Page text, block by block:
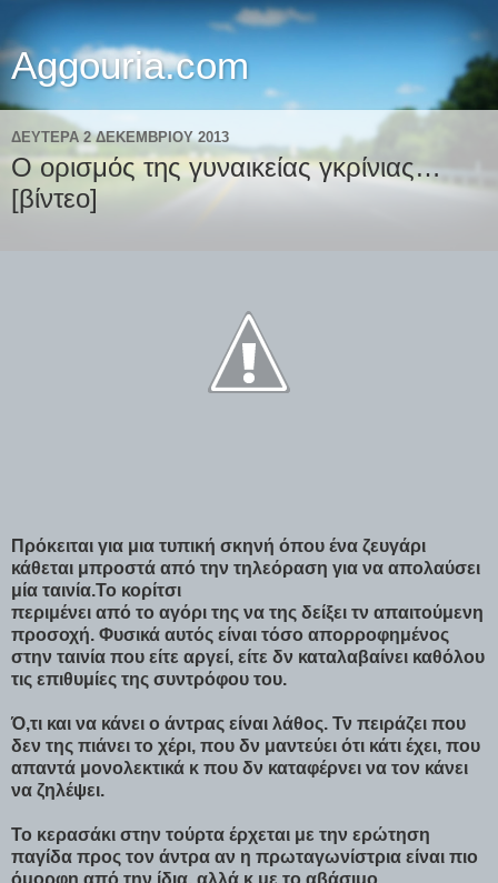
Aggouria.com
ΔΕΥΤΈΡΑ 2 ΔΕΚΕΜΒΡΊΟΥ 2013
O ορισμός της γυναικείας γκρίνιας…
[βίντεο]
Πρόκειται για μια τυπική σκηνή όπου ένα ζευγάρι
κάθεται μπροστά από την τηλεόραση για να απολαύσει
μία ταινία.Το κορίτσι
περιμένει από το αγόρι της να της δείξει τν απαιτούμενη
προσοχή. Φυσικά αυτός είναι τόσο απορροφημένος
στην ταινία που είτε αργεί, είτε δν καταλαβαίνει καθόλου
τις επιθυμίες της συντρόφου του.
Ό,τι και να κάνει ο άντρας είναι λάθος. Τν πειράζει που
δεν της πιάνει το χέρι, που δν μαντεύει ότι κάτι έχει, που
απαντά μονολεκτικά κ που δν καταφέρνει να τον κάνει
να ζηλέψει.
Το κερασάκι στην τούρτα έρχεται με την ερώτηση
παγίδα προς τον άντρα αν η πρωταγωνίστρια είναι πιο
όμορφη από την ίδια, αλλά κ με το αβάσιμο